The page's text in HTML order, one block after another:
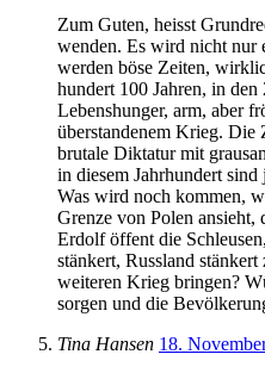
Zum Guten, heisst
wenden. Es wird nicht nur
werden böse Zeiten,
hundert 100 Jahren, in
Lebenshunger, arm, aber
überstandenem Krieg. Die
brutale Diktatur mit
in diesem Jahrhundert
Was wird noch kommen,
Grenze von Polen ansieht,
Erdolf öffent die
stänkert, Russland
weiteren Krieg bringen?
sorgen und die
Tina Hansen 18.